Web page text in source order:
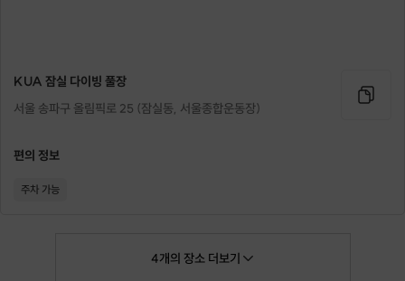
KUA 잠실 다이빙 풀장
서울 송파구 올림픽로 25 (잠실동, 서울종합운동장)
편의 정보
주차 가능
4개의 장소더보기